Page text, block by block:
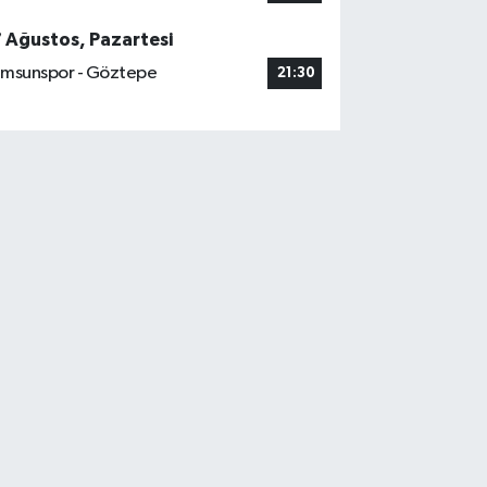
Ağustos, Pazartesi
- Göztepe
21:30